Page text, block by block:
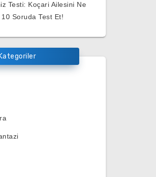
Testi: Koçari Ailesini Ne
Soruda Test Et!
Kategoriler